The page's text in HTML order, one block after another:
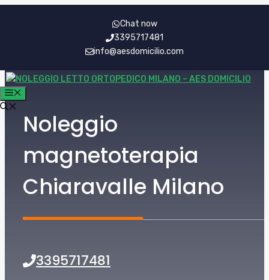
Chat now
3395717481
info@aesdomicilio.com
Noleggio
magnetoterapia
Chiaravalle Milano
3395717481